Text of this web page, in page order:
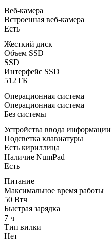
Веб-камера
Встроенная веб-камера
Есть
Жесткий диск
Объем SSD
SSD
Интерфейс SSD
512 ГБ
Операционная система
Операционная система
Без системы
Устройства ввода информации
Подсветка клавиатуры
Есть кириллица
Наличие NumPad
Есть
Питание
Максимальное время работы
50 Втч
Быстрая зарядка
7 ч
Тип вилки
Нет